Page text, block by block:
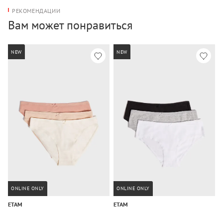
РЕКОМЕНДАЦИИ
Вам может понравиться
NEW
ONLINE ONLY
ETAM
NEW
ONLINE ONLY
ETAM